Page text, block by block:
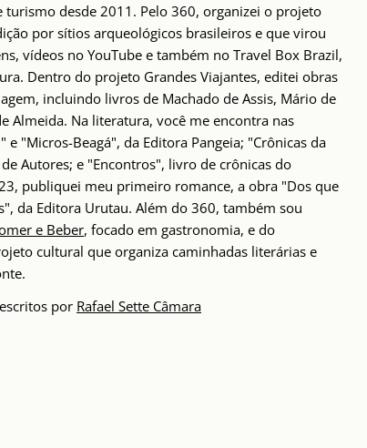
turismo desde 2011. Pelo 360, organizei o projeto
por sítios arqueológicos brasileiros e que virou
vídeos no YouTube e também no Travel Box Brazil,
Dentro do projeto Grandes Viajantes, editei obras
incluindo livros de Machado de Assis, Mário de
Almeida. Na literatura, você me encontra nas
e "Micros-Beagá", da Editora Pangeia; "Crônicas da
Autores; e "Encontros", livro de crônicas do
publiquei meu primeiro romance, a obra "Dos que
da Editora Urutau. Além do 360, também sou
e Beber, focado em gastronomia, e do
cultural que organiza caminhadas literárias e
por Rafael Sette Câmara